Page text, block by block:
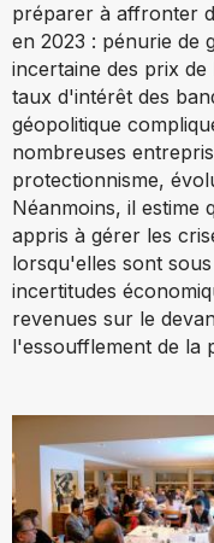
préparer à affronter
en 2023 : pénurie de
incertaine des prix de
taux d'intérêt des
géopolitique
nombreuses
protectionnisme,
Néanmoins, il estime
appris à gérer les
lorsqu'elles sont
incertitudes
revenues sur le
l'essoufflement de la